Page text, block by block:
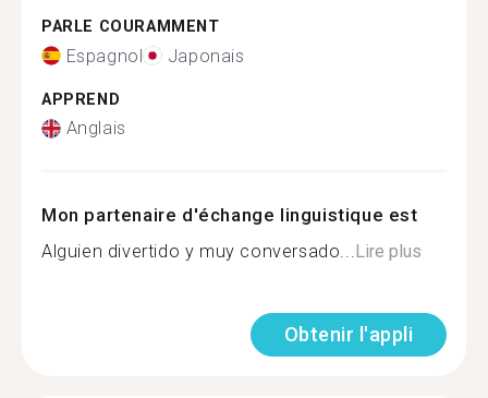
PARLE COURAMMENT
Espagnol Japonais
APPREND
Anglais
Mon partenaire d'échange linguistique est
Alguien divertido y muy conversado...Lire plus
Obtenir l'appli